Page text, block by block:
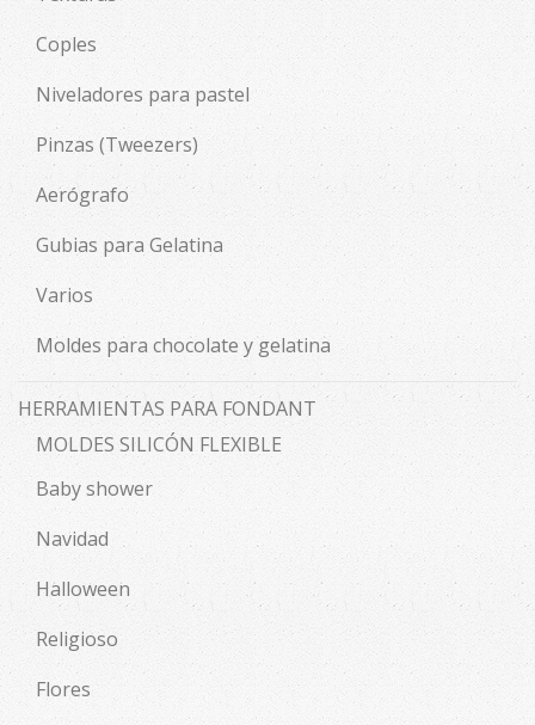
Coples
Niveladores para pastel
Pinzas (Tweezers)
Aerógrafo
Gubias para Gelatina
Varios
Moldes para chocolate y gelatina
HERRAMIENTAS PARA FONDANT
MOLDES SILICÓN FLEXIBLE
Baby shower
Navidad
Halloween
Religioso
Flores